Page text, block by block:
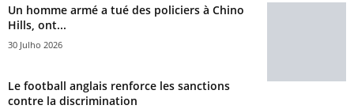
Un homme armé a tué des policiers à Chino
Hills, ont...
30 Julho 2026
Le football anglais renforce les sanctions
contre la discrimination